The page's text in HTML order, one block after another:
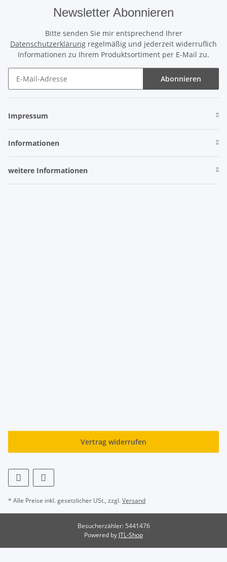
Newsletter Abonnieren
Bitte senden Sie mir entsprechend Ihrer
Datenschutzerklärung regelmäßig und jederzeit widerruflich
Informationen zu Ihrem Produktsortiment per E-Mail zu.
Abonnieren
Impressum
Informationen
weitere Informationen
Vertrag widerrufen
* Alle Preise inkl. gesetzlicher USt., zzgl.Versand
Besucherzähler: 5441476
Powered by JTL-Shop